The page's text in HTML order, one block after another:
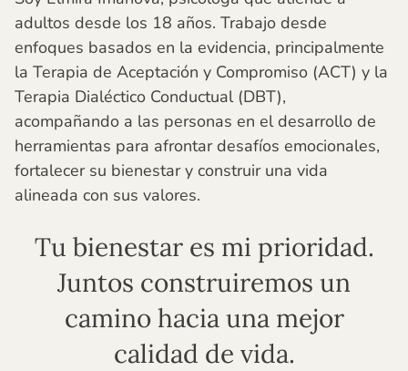
adultos desde los 18 años. Trabajo desde
enfoques basados en la evidencia, principalmente
la Terapia de Aceptación y Compromiso (ACT) y la
Terapia Dialéctico Conductual (DBT),
acompañando a las personas en el desarrollo de
herramientas para afrontar desafíos emocionales,
fortalecer su bienestar y construir una vida
alineada con sus valores.
Tu bienestar es mi prioridad.
Juntos construiremos un
camino hacia una mejor
calidad de vida.